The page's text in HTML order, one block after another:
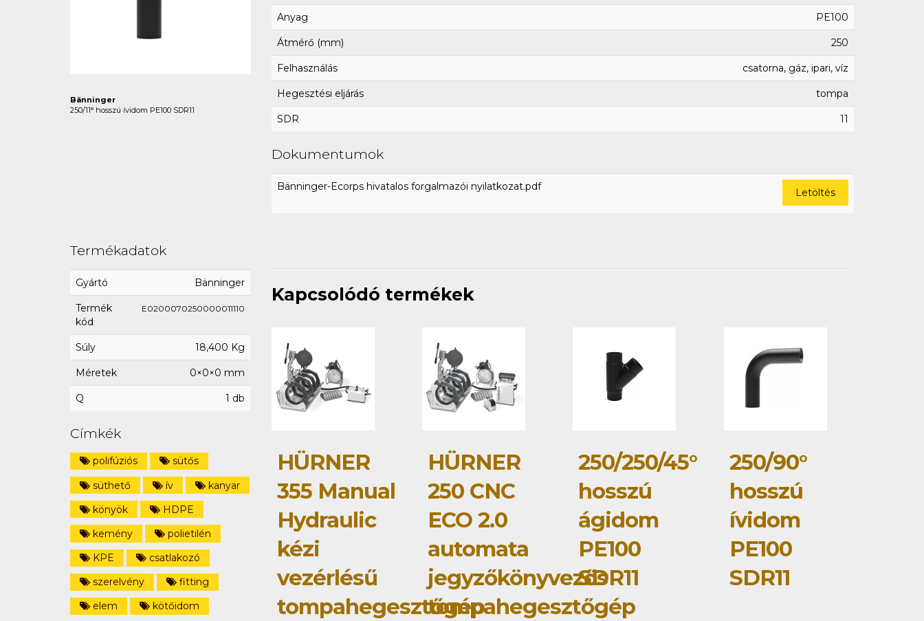
Bänninger
250/11° hosszú ívidom PE100 SDR11
Anyag PE100
Átmérő (mm) 250
Felhasználás csatorna, gáz, ipari, víz
Hegesztési eljárás tompa
SDR 11
Dokumentumok
Bänninger-Ecorps hivatalos forgalmazói nyilatkozat.pdf Letöltés
Termékadatok
Gyártó Bänninger
Termék
kód
E0200070250000011110
Súly 18,400 Kg
Méretek 0×0×0 mm
Q 1 db
Címkék
polifúziós
sütős
süthető
ív
kanyar
könyök
HDPE
kemény
polietilén
KPE
csatlakozó
szerelvény
fitting
elem
kötőidom
Kapcsolódó termékek
HÜRNER
355 Manual
Hydraulic
kézi
vezérlésű
tompahegesztőgép
HÜRNER
250 CNC
ECO 2.0
automata
jegyzőkönyvezős
tompahegesztőgép
250/250/45°
hosszú
ágidom
PE100
SDR11
250/90°
hosszú
ívidom
PE100
SDR11